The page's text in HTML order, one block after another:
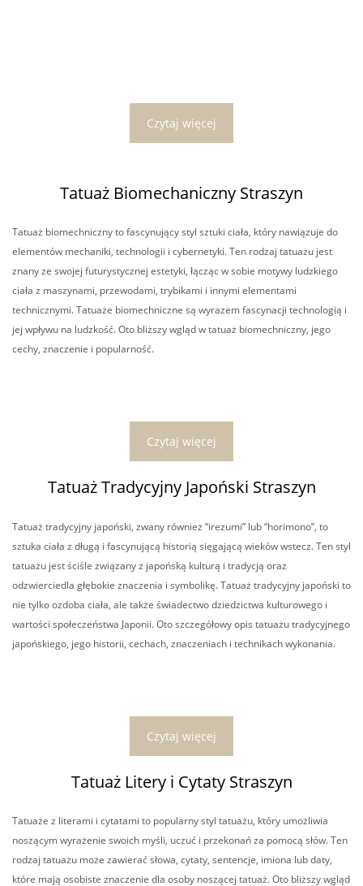
Czytaj więcej
Tatuaż Biomechaniczny Straszyn
Tatuaż biomechniczny to fascynujący styl sztuki ciała, który nawiązuje do
elementów mechaniki, technologii i cybernetyki. Ten rodzaj tatuażu jest
znany ze swojej futurystycznej estetyki, łącząc w sobie motywy ludzkiego
ciała z maszynami, przewodami, trybikami i innymi elementami
technicznymi. Tatuaże biomechniczne są wyrazem fascynacji technologią i
jej wpływu na ludzkość. Oto bliższy wgląd w tatuaż biomechniczny, jego
cechy, znaczenie i popularność.
Czytaj więcej
Tatuaż Tradycyjny Japoński Straszyn
Tatuaż tradycyjny japoński, zwany również “irezumi” lub “horimono”, to
sztuka ciała z długą i fascynującą historią sięgającą wieków wstecz. Ten styl
tatuażu jest ściśle związany z japońską kulturą i tradycją oraz
odzwierciedla głębokie znaczenia i symbolikę. Tatuaż tradycyjny japoński to
nie tylko ozdoba ciała, ale także świadectwo dziedzictwa kulturowego i
wartości społeczeństwa Japonii. Oto szczegółowy opis tatuażu tradycyjnego
japońskiego, jego historii, cechach, znaczeniach i technikach wykonania.
Czytaj więcej
Tatuaż Litery i Cytaty Straszyn
Tatuaże z literami i cytatami to popularny styl tatuażu, który umożliwia
noszącym wyrażenie swoich myśli, uczuć i przekonań za pomocą słów. Ten
rodzaj tatuażu może zawierać słowa, cytaty, sentencje, imiona lub daty,
które mają osobiste znaczenie dla osoby noszącej tatuaż. Oto bliższy wgląd